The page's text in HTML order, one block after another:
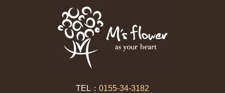
TEL： 0155-34-3182